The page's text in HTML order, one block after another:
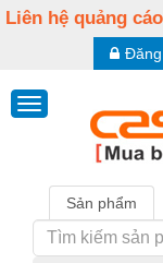
Liên hệ quảng
Sản phẩm